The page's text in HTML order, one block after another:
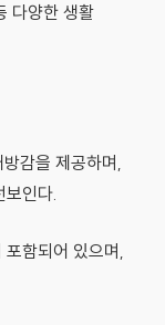
다양한 생활
감을 제공하며,
인다.
함되어 있으며,